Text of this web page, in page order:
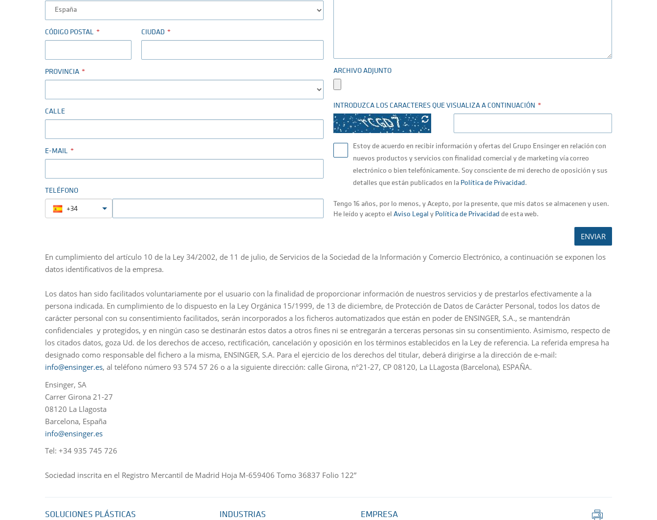
CÓDIGO POSTAL CIUDAD
PROVINCIA
CALLE
E-MAIL
TELÉFONO
+34
ARCHIVO ADJUNTO
INTRODUZCA LOS CARACTERES QUE VISUALIZA A CONTINUACIÓN
Estoy de acuerdo en recibir información y ofertas del Grupo Ensinger en relación con
nuevos productos y servicios con finalidad comercial y de marketing vía correo
electrónico o bien telefónicamente. Soy consciente de mi derecho de oposición y sus
detalles que están publicados en la Política de Privacidad .
Tengo 16 años, por lo menos, y Acepto, por la presente, que mis datos se almacenen y usen.
He leído y acepto el Aviso Legal y Política de Privacidad de esta web.
ENVIAR
En cumplimiento del artículo 10 de la Ley 34/2002, de 11 de julio, de Servicios de la Sociedad de la Información y Comercio Electrónico, a continuación se exponen los
datos identificativos de la empresa.
Los datos han sido facilitados voluntariamente por el usuario con la finalidad de proporcionar información de nuestros servicios y de prestarlos efectivamente a la
persona indicada. En cumplimiento de lo dispuesto en la Ley Orgánica 15/1999, de 13 de diciembre, de Protección de Datos de Carácter Personal, todos los datos de
carácter personal con su consentimiento facilitados, serán incorporados a los ficheros automatizados que están en poder de ENSINGER, S.A., se mantendrán
confidenciales y protegidos, y en ningún caso se destinarán estos datos a otros fines ni se entregarán a terceras personas sin su consentimiento. Asimismo, respecto de
los citados datos, goza Ud. de los derechos de acceso, rectificación, cancelación y oposición en los términos establecidos en la Ley de referencia. La referida empresa ha
designado como responsable del fichero a la misma, ENSINGER, S.A. Para el ejercicio de los derechos del titular, deberá dirigirse a la dirección de e-mail:
info@ensinger.es, al teléfono número 93 574 57 26 o a la siguiente dirección: calle Girona, nº21-27, CP 08120, La LLagosta (Barcelona), ESPAÑA.
Ensinger, SA
Carrer Girona 21-27
08120 La Llagosta
Barcelona, España
info@ensinger.es
Tel: +34 935 745 726
Sociedad inscrita en el Registro Mercantil de Madrid Hoja M-659406 Tomo 36837 Folio 122”
SOLUCIONES PLÁSTICAS INDUSTRIAS EMPRESA